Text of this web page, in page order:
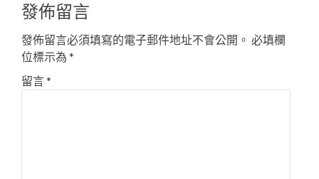
發佈留言
發佈留言必須填寫的電子郵件地址不會公開。 必填欄
位標示為 *
留言*